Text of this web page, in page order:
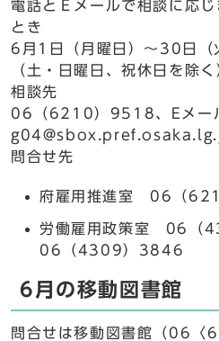
電話とＥメールで相談に応じ
とき
6月1日（月曜日）～30日
（土・日曜日、祝休日を除く
相談先
06（6210）9518、Eメ
問合せ先
府雇用推進室 06（
労働雇用政策室 06（
06（4309）3846
6月の移動図書館
問合せは移動図書館（06